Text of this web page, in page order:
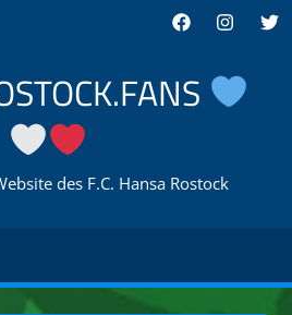
Facebook
des F.C. Hansa Rostock